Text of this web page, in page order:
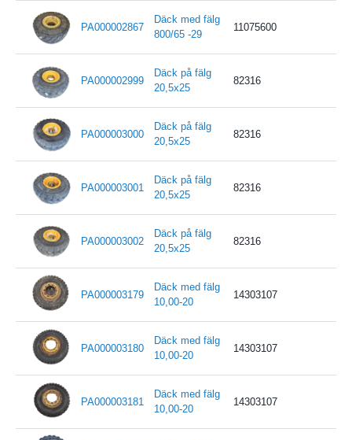
PA000002867
Däck med fälg
800/65 -29
11075600
PA000002999
Däck på fälg
20,5x25
82316
PA000003000
Däck på fälg
20,5x25
82316
PA000003001
Däck på fälg
20,5x25
82316
PA000003002
Däck på fälg
20,5x25
82316
PA000003179
Däck med fälg
10,00-20
14303107
PA000003180
Däck med fälg
10,00-20
14303107
PA000003181
Däck med fälg
10,00-20
14303107